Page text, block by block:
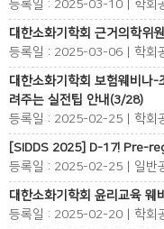
등록일 : 2025-03-10 | 학회
대한소화기학회 근거의학위
등록일 : 2025-03-06 | 학회
대한소화기학회 보험웨비나
려주는 실전팁 안내(3/28)
등록일 : 2025-02-25 | 학회
[SIDDS 2025] D-17! Pre-
등록일 : 2025-02-25 | 일반
대한소화기학회 윤리교육 웨
등록일 : 2025-02-20 | 학회